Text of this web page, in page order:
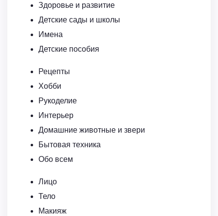
Здоровье и развитие
Детские сады и школы
Имена
Детские пособия
Рецепты
Хобби
Рукоделие
Интерьер
Домашние животные и звери
Бытовая техника
Обо всем
Лицо
Тело
Макияж